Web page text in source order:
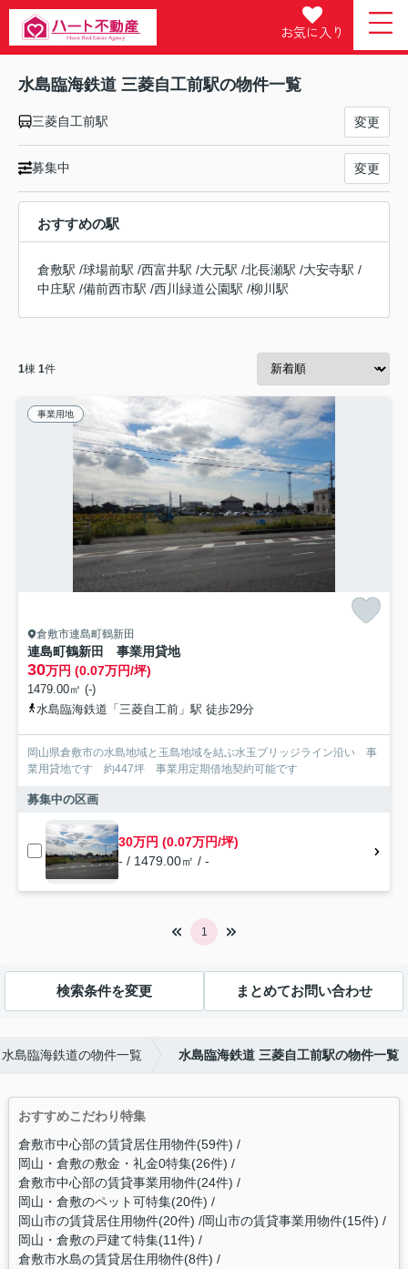
お気に入り
水島臨海鉄道 三菱自工前駅の物件一覧
三菱自工前駅 変更
募集中 変更
おすすめの駅
倉敷駅 /球場前駅 /西富井駅 /大元駅 /北長瀬駅 /大安寺駅 /
中庄駅 /備前西市駅 /西川緑道公園駅 /柳川駅
1棟 1件
事業用地
倉敷市連島町鶴新田
連島町鶴新田 事業用貸地
30万円 (0.07万円/坪)
1479.00㎡ (-)
水島臨海鉄道「三菱自工前」駅 徒歩29分
岡山県倉敷市の水島地域と玉島地域を結ぶ水玉ブリッジライン沿い 事
業用貸地です 約447坪 事業用定期借地契約可能です
募集中の区画
30万円 (0.07万円/坪)
- / 1479.00㎡ / -
1
検索条件を変更 まとめてお問い合わせ
水島臨海鉄道の物件一覧 水島臨海鉄道 三菱自工前駅の物件一覧
おすすめこだわり特集
倉敷市中心部の賃貸居住用物件(59件)
岡山・倉敷の敷金・礼金0特集(26件)
倉敷市中心部の賃貸事業用物件(24件)
岡山・倉敷のペット可特集(20件)
岡山市の賃貸居住用物件(20件) 岡山市の賃貸事業用物件(15件)
岡山・倉敷の戸建て特集(11件)
倉敷市水島の賃貸居住用物件(8件)